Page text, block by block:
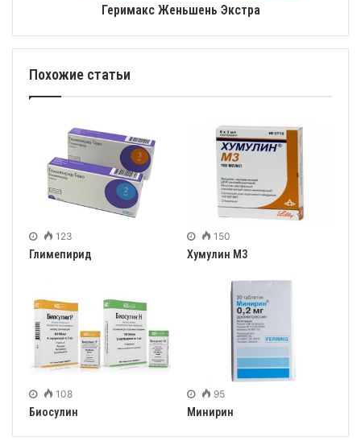
Геримакс Женьшень Экстра
Похожие статьи
123
Глимепирид
150
Хумулин М3
108
Биосулин
95
Минирин